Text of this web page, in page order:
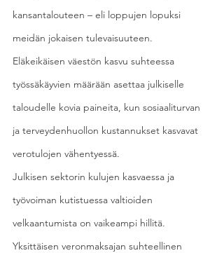
kansantalouteen – eli loppujen lopuksi
meidän jokaisen tulevaisuuteen.
Eläkeikäisen väestön kasvu suhteessa
työssäkäyvien määrään asettaa julkiselle
taloudelle kovia paineita, kun sosiaaliturvan
ja terveydenhuollon kustannukset kasvavat
verotulojen vähentyessä.
Julkisen sektorin kulujen kasvaessa ja
työvoiman kutistuessa valtioiden
velkaantumista on vaikeampi hillitä.
Yksittäisen veronmaksajan suhteellinen